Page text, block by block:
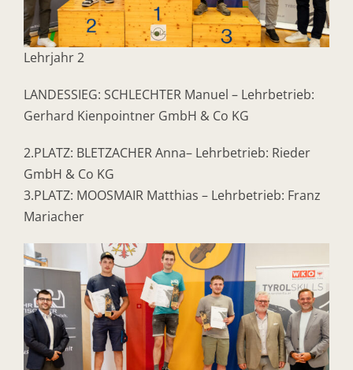
Lehrjahr 2
LANDESSIEG: SCHLECHTER Manuel – Lehrbetrieb:
Gerhard Kienpointner GmbH & Co KG
2.PLATZ: BLETZACHER Anna– Lehrbetrieb: Rieder
GmbH & Co KG
3.PLATZ: MOOSMAIR Matthias – Lehrbetrieb: Franz
Mariacher